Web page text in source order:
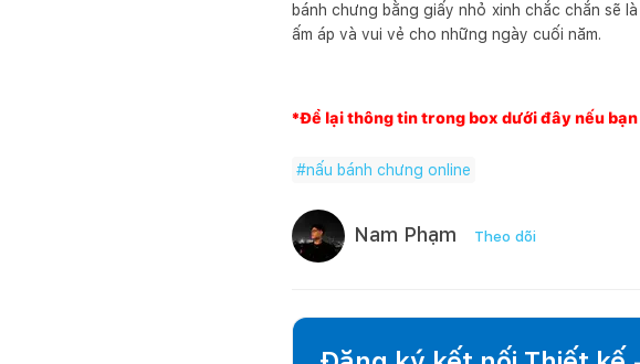
bánh chưng bằng giấy nhỏ xinh chắc chắn sẽ
ấm áp và vui vẻ cho những ngày cuối năm.
*Để lại thông tin trong box dưới đây nếu
#nấu bánh chưng online
Nam Phạm Theo dõi